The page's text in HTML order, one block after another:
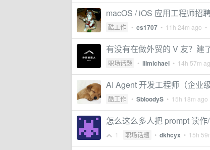
macOS / iOS 应用工程师招
酷工作 • cs1707 • 11h 24m ago
有没有在做外贸的 V 友？建
职场话题 • iiimichael • 14h 57m
AI Agent 开发工程师（企业
酷工作 • SbloodyS • 15h 18m ago
怎么这么多人把 prompt 读
1 职场话题 • dkhcyx • 15h